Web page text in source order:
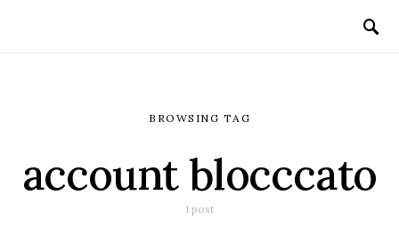
BROWSING TAG
account blocccato
1 post